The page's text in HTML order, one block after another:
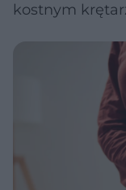
kostnym